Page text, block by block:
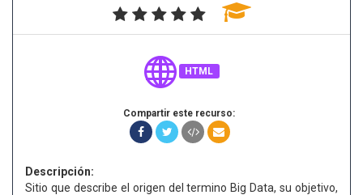
HTML
Compartir este recurso:
Descripción:
Sitio que describe el origen del termino Big Data, su objetivo,